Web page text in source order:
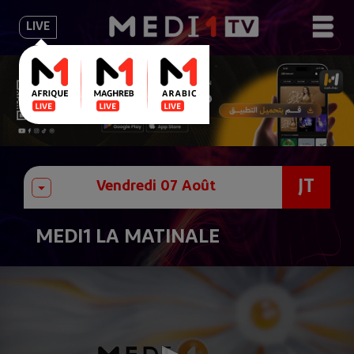
LIVE
JT
MEDI1 LA MATINALE